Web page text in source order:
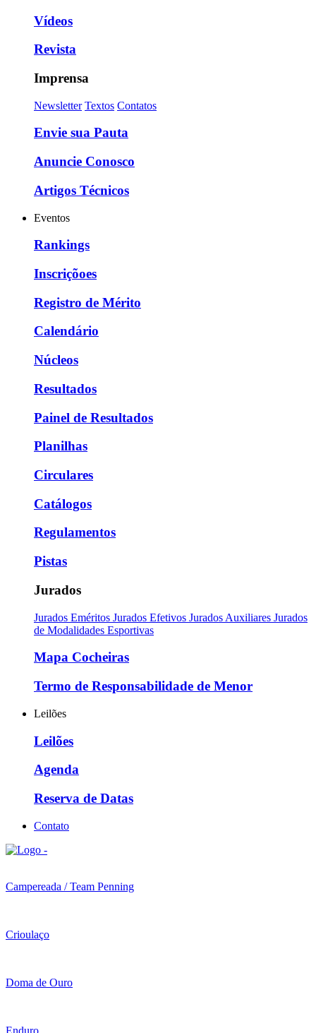
Vídeos
Revista
Imprensa
Newsletter Textos Contatos
Envie sua Pauta
Anuncie Conosco
Artigos Técnicos
Eventos
Rankings
Inscriçõoes
Registro de Mérito
Calendário
Núcleos
Resultados
Painel de Resultados
Planilhas
Circulares
Catálogos
Regulamentos
Pistas
Jurados
Jurados Eméritos Jurados Efetivos Jurados Auxiliares Jurados
de Modalidades Esportivas
Mapa Cocheiras
Termo de Responsabilidade de Menor
Leilões
Leilões
Agenda
Reserva de Datas
Contato
Campereada / Team Penning
Crioulaço
Doma de Ouro
Enduro